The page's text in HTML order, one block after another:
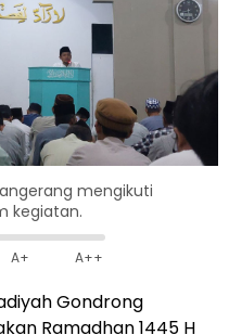
mengikuti
kegiatan.
A+ A++
Gondrong
Ramadhan 1445 H